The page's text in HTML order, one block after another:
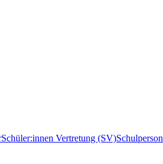
Schüler:innen Vertretung (SV)